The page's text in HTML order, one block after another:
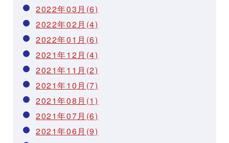
2022年03月(6)
2022年02月(4)
2022年01月(6)
2021年12月(4)
2021年11月(2)
2021年10月(7)
2021年08月(1)
2021年07月(6)
2021年06月(9)